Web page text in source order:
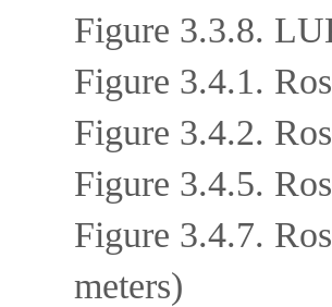
Figure 3.3.8.
Figure 3.4.1.
Figure 3.4.2.
Figure 3.4.5.
Figure 3.4.7.
meters)